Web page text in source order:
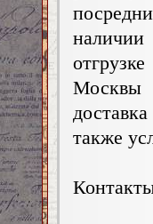
наличии
Москвы
также